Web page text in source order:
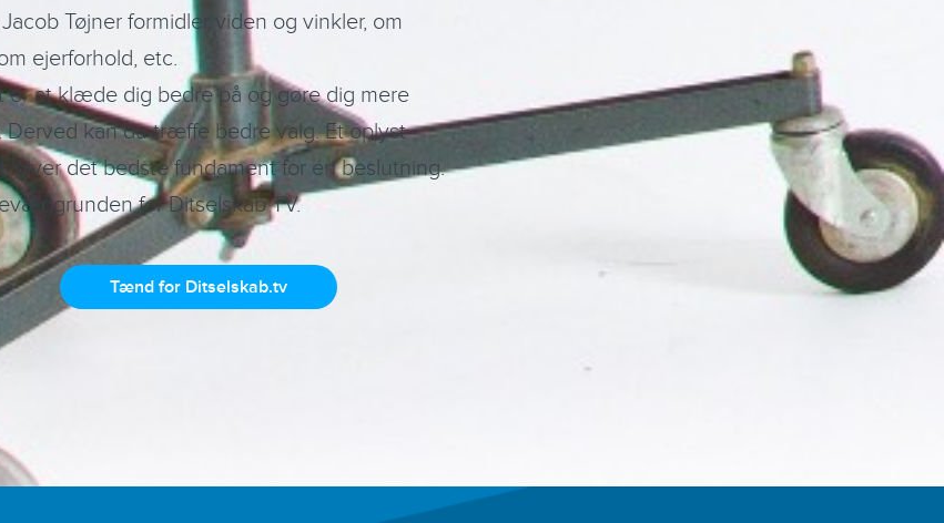
Tøjner formidler viden og vinkler, om
ejerforhold, etc.
er at klæde dig bedre på og gøre dig mere
Derved kan du træffe bedre valg. Et oplyst
giver det bedste fundament for en beslutning.
for Ditselskab TV.
Tænd for Ditselskab.tv